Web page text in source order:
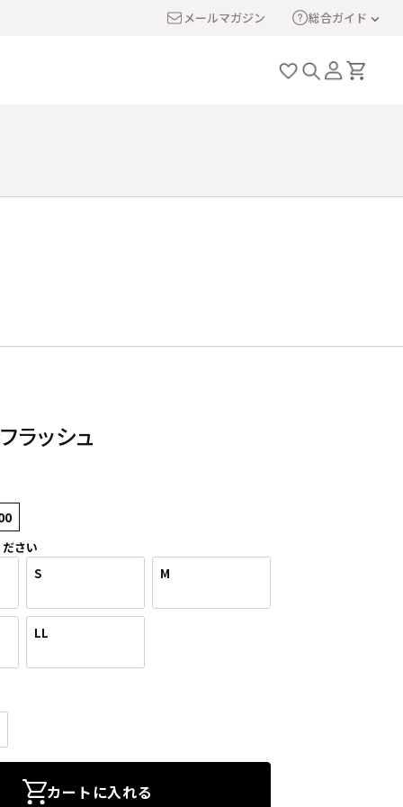
メールマガジン 総合ガイド
ラッシュ
さい
S M
LL
カートに入れる